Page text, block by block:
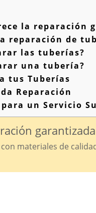
la reparación
reparación de
las tuberías?
una tubería?
tus Tuberías
Reparación
un Servicio
materiales de